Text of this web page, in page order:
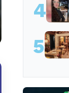
4
5